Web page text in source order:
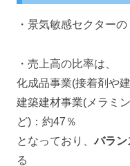
・景気敏感セクター
・売上高の比率は、
化成品事業(接着剤や
建築建材事業(メラミ
ど)：約47％
となっており、バラン
る